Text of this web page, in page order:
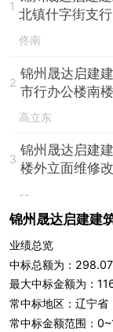
1
北镇什字街支
佟南
2
锦州晟达启建
市行办公楼南
高立东
3
锦州晟达启建
楼外立面维修
--
锦州晟达启建建
业绩总览
中标总额为：
最大中标金额为：
常中标地区：辽宁省
常中标金额范围：